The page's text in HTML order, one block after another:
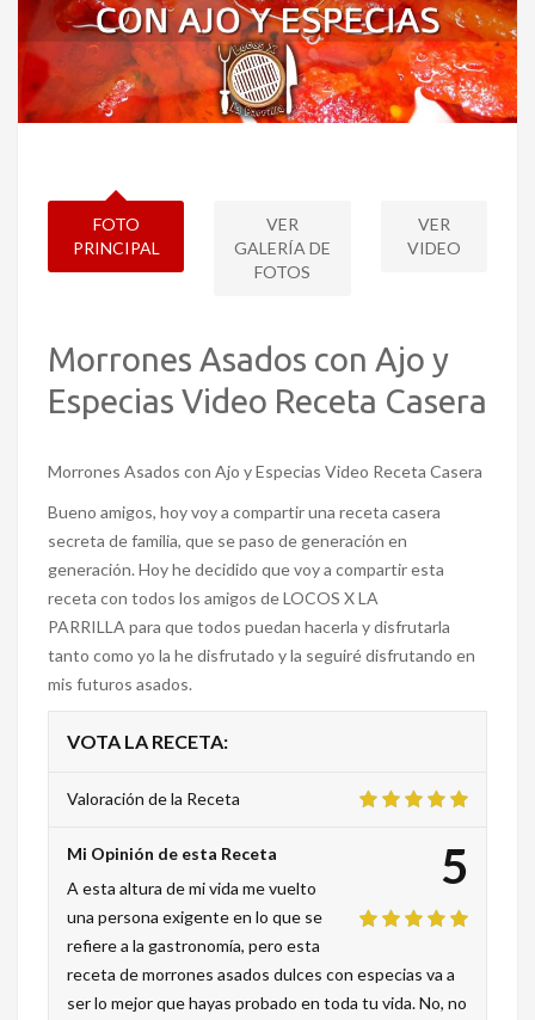
FOTO
PRINCIPAL
VER
GALERÍA DE
FOTOS
VER
VIDEO
Morrones Asados con Ajo y
Especias Video Receta Casera
Morrones Asados con Ajo y Especias Video Receta Casera
Bueno amigos, hoy voy a compartir una receta casera
secreta de familia, que se paso de generación en
generación. Hoy he decidido que voy a compartir esta
receta con todos los amigos de LOCOS X LA
PARRILLA para que todos puedan hacerla y disfrutarla
tanto como yo la he disfrutado y la seguiré disfrutando en
mis futuros asados.
VOTA LA RECETA:
Valoración de la Receta
5
Mi Opinión de esta Receta
A esta altura de mi vida me vuelto
una persona exigente en lo que se
refiere a la gastronomía, pero esta
receta de morrones asados dulces con especias va a
ser lo mejor que hayas probado en toda tu vida. No, no